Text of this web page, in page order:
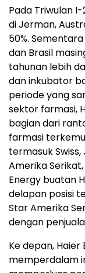
Pada Triwulan
di Jerman,
50%.
dan Brasil
tahunan lebih
dan inkubator
periode yang
sektor farmasi,
bagian dari
farmasi
termasuk
Amerika
Energy buatan
delapan posisi
Star Amerika
dengan
Ke depan,
memperdalam